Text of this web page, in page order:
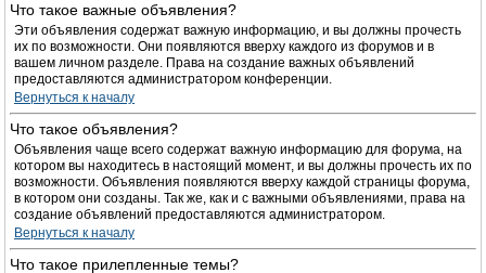
Что такое важные объявления?
Эти объявления содержат важную информацию, и вы должны прочесть
их по возможности. Они появляются вверху каждого из форумов и в
вашем личном разделе. Права на создание важных объявлений
предоставляются администратором конференции.
Вернуться к началу
Что такое объявления?
Объявления чаще всего содержат важную информацию для форума, на
котором вы находитесь в настоящий момент, и вы должны прочесть их по
возможности. Объявления появляются вверху каждой страницы форума,
в котором они созданы. Так же, как и с важными объявлениями, права на
создание объявлений предоставляются администратором.
Вернуться к началу
Что такое прилепленные темы?